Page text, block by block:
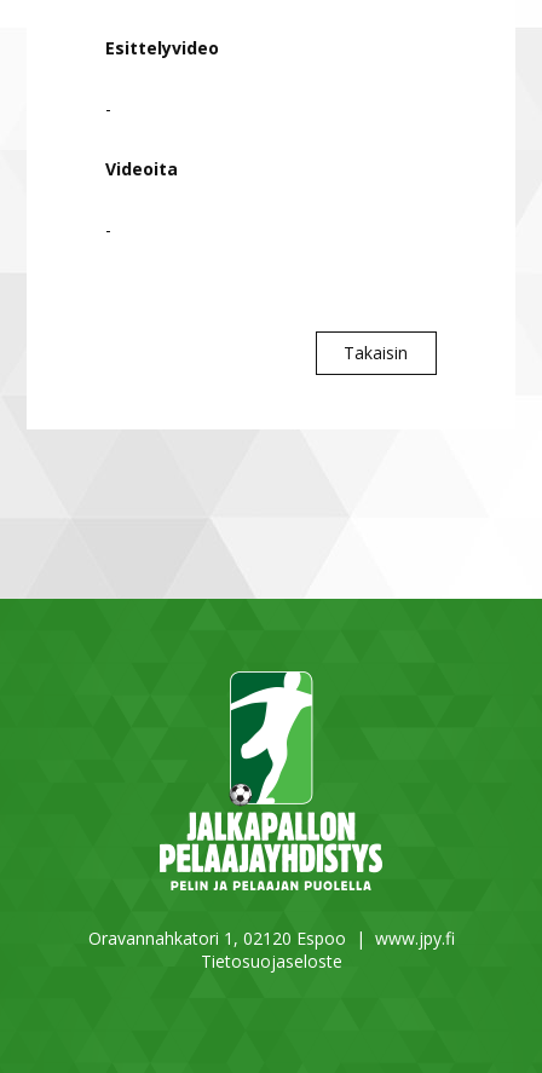
Esittelyvideo
-
Videoita
-
Takaisin
Oravannahkatori 1, 02120 Espoo | www.jpy.fi
Tietosuojaseloste